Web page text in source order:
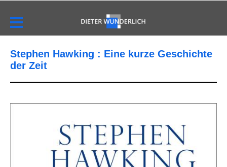
Stephen Hawking : Eine kurze Geschichte
der Zeit